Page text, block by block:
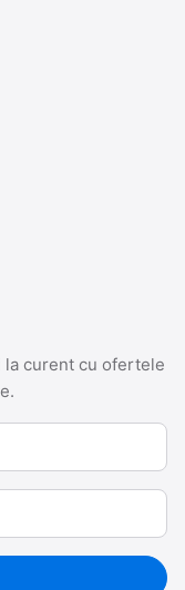
curent cu ofertele